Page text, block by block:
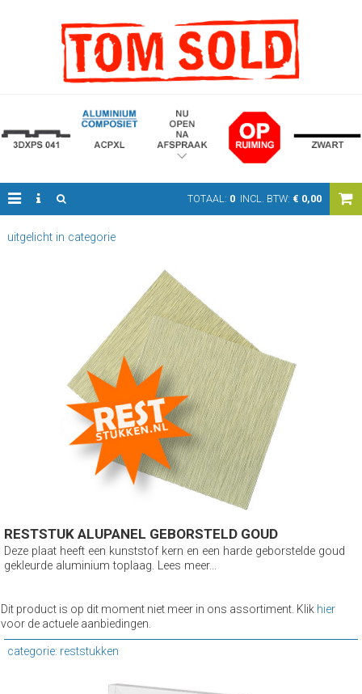
TOTAAL: 0 INCL. BTW: € 0,00
uitgelicht in categorie
RESTSTUK ALUPANEL GEBORSTELD GOUD
Deze plaat heeft een kunststof kern en een harde geborstelde goud
gekleurde aluminium toplaag. Lees meer...
Dit product is op dit moment niet meer in ons assortiment. Klik hier
voor de actuele aanbiedingen.
categorie: reststukken